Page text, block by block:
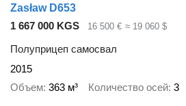
Zasław D653
1 667 000 KGS
16 500 € ≈ 19 060 $
Полуприцеп самосвал
2015
Объем 363 м³ Количество осей 3